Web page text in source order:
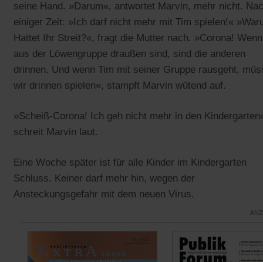
seine Hand. »Darum«, antwortet Marvin, mehr nicht.
einiger Zeit: »Ich darf nicht mehr mit Tim spielen!«
Hattet Ihr Streit?«, fragt die Mutter nach. »Corona!
aus der Löwengruppe draußen sind, sind die anderen
drinnen. Und wenn Tim mit seiner Gruppe rausgeht,
wir drinnen spielen«, stampft Marvin wütend auf.
»Scheiß-Corona! Ich geh nicht mehr in den
schreit Marvin laut.
Eine Woche später ist für alle Kinder im Kindergarten
Schluss. Keiner darf mehr hin, wegen der
Ansteckungsgefahr mit dem neuen Virus.